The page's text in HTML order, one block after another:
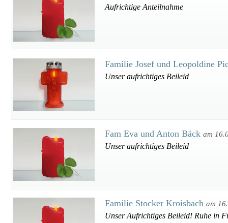
Aufrichtige Anteilnahme
Familie Josef und Leopoldine
Unser aufrichtiges Beileid
Fam Eva und Anton Bäck am
Unser aufrichtiges Beileid
Familie Stocker Kroisbach am
Unser Aufrichtiges Beileid! Ruhe in